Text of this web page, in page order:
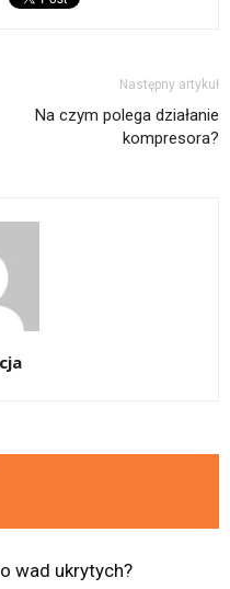
Następny artykuł
Na czym polega działanie
kompresora?
wad ukrytych?